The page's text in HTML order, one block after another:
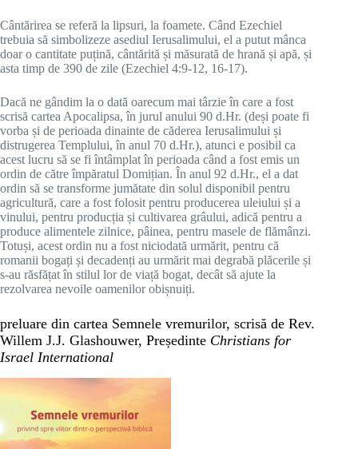
Cântărirea se referă la lipsuri, la foamete. Când Ezechiel
trebuia să simbolizeze asediul Ierusalimului, el a putut mânca
doar o cantitate puțină, cântărită și măsurată de hrană și apă, și
asta timp de 390 de zile (Ezechiel 4:9-12, 16-17).
Dacă ne gândim la o dată oarecum mai târzie în care a fost
scrisă cartea Apocalipsa, în jurul anului 90 d.Hr. (deși poate fi
vorba și de perioada dinainte de căderea Ierusalimului și
distrugerea Templului, în anul 70 d.Hr.), atunci e posibil ca
acest lucru să se fi întâmplat în perioada când a fost emis un
ordin de către împăratul Domițian. În anul 92 d.Hr., el a dat
ordin să se transforme jumătate din solul disponibil pentru
agricultură, care a fost folosit pentru producerea uleiului și a
vinului, pentru producția și cultivarea grâului, adică pentru a
produce alimentele zilnice, pâinea, pentru masele de flămânzi.
Totuși, acest ordin nu a fost niciodată urmărit, pentru că
romanii bogați și decadenți au urmărit mai degrabă plăcerile și
s-au răsfățat în stilul lor de viață bogat, decât să ajute la
rezolvarea nevoile oamenilor obișnuiți.
preluare din cartea Semnele vremurilor, scrisă de Rev.
Willem J.J. Glashouwer, Președinte Christians for
Israel International